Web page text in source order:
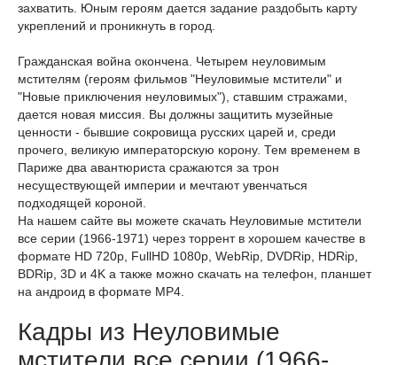
захватить. Юным героям дается задание раздобыть карту
укреплений и проникнуть в город.
Гражданская война окончена. Четырем неуловимым
мстителям (героям фильмов "Неуловимые мстители" и
"Новые приключения неуловимых"), ставшим стражами,
дается новая миссия. Вы должны защитить музейные
ценности - бывшие сокровища русских царей и, среди
прочего, великую императорскую корону. Тем временем в
Париже два авантюриста сражаются за трон
несуществующей империи и мечтают увенчаться
подходящей короной.
На нашем сайте вы можете скачать Неуловимые мстители
все серии (1966-1971) через торрент в хорошем качестве в
формате HD 720p, FullHD 1080p, WebRip, DVDRip, HDRip,
BDRip, 3D и 4K а также можно скачать на телефон, планшет
на андроид в формате MP4.
Кадры из Неуловимые